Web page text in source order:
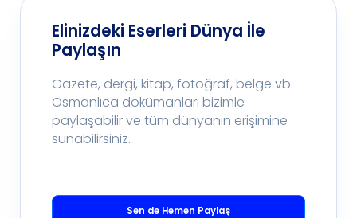
Elinizdeki Eserleri Dünya İle
Paylaşın
Gazete, dergi, kitap, fotoğraf, belge vb.
Osmanlıca dokümanları bizimle
paylaşabilir ve tüm dünyanın erişimine
sunabilirsiniz.
Sen de Hemen Paylaş